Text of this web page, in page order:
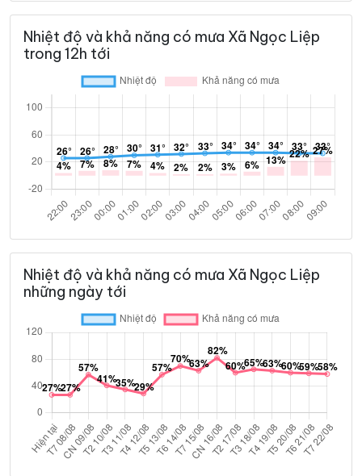
Nhiệt độ và khả năng có mưa Xã Ngọc Liệp
trong 12h tới
Nhiệt độ và khả năng có mưa Xã Ngọc Liệp
những ngày tới